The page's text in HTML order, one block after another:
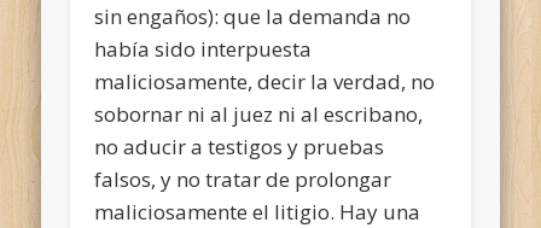
sin engaños): que la demanda no
había sido interpuesta
maliciosamente, decir la verdad, no
sobornar ni al juez ni al escribano,
no aducir a testigos y pruebas
falsos, y no tratar de prolongar
maliciosamente el litigio. Hay una